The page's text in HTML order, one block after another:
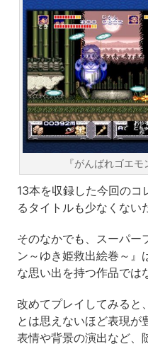
『がんばれゴエ
13本を収録した今回の
るタイトルも少なくない
そのなかでも、スーパー
ン～ゆき姫救出絵巻～』
な思い出を持つ作品では
改めてプレイしてみると
とは思えないほど表現が
表情や背景の演出など、